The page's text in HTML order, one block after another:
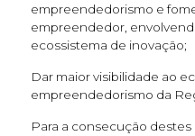
empreendedorismo e
empreendedor,
ecossistema de inovação;
Dar maior visibilidade ao
empreendedorismo da
Para a consecução